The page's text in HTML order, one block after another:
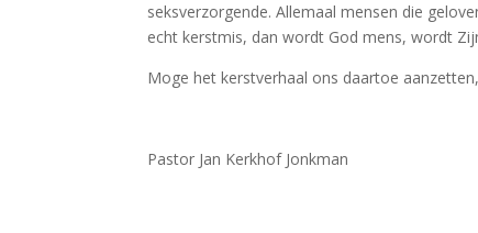
seksverzorgende. Allemaal mensen die
echt kerstmis, dan wordt God mens, wordt
Moge het kerstverhaal ons daartoe
Pastor Jan Kerkhof Jonkman